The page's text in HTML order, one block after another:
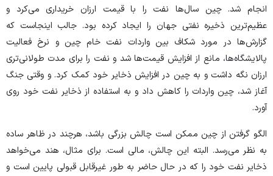
انجام شد. چین سال‌ها نفت را با قیمت ارزان خریداری می‌کرد و
عظیم‌ترین ذخیره‌ نفتی جهان را ایجاد کرده بود. جالب اینجاست که
گزارش‌ها در مورد شکاف بین واردات نفت خام چین و نرخ فعالیت
پالایشگاه‌ها، مانع از افزایش قیمت‌ها شد و نفت را برای مدت طولانی‌تری
ارزان نگه داشت و به چین در افزایش ذخایر خود کمک کرد. و وقتی جنگ
آغاز شد، چین واردات را کاهش داد و به استفاده از ذخایر نفت خود روی
آورد.
الگو گرفتن از چین ممکن است چالش بزرگی باشد، هرچند در ظاهر ساده
به نظر می‌رسد. البته این چالش، مالی است. برای مثال، هند می‌خواهد
ذخایر نفت خود را که در حال حاضر به طور غیرقابل قبولی پایین است و